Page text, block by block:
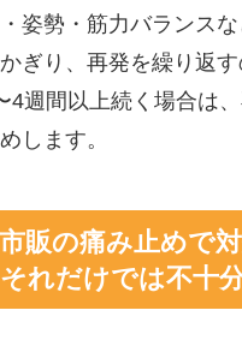
姿勢・筋力バランスな
ぎり、再発を繰り返
4週間以上続く場合は
します。
販の痛み止めで
れだけでは不十